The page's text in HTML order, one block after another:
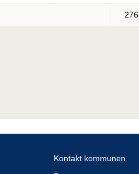
Kontakt kommunen